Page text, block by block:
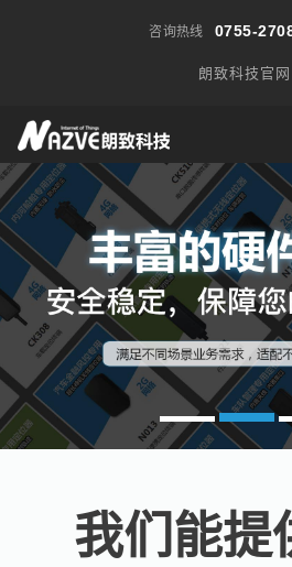
咨询热线 0755-
朗致科技官网
我们能提